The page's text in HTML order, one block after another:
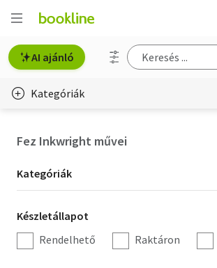
AI ajánló
Kategóriák
Hobbi, szabadidő
Irodalom
Fez Inkwright művei
Kategória
szűrés
Kategóriák
Készletállapot
szűrés
Készletállapot
Rendelhető
Raktáron